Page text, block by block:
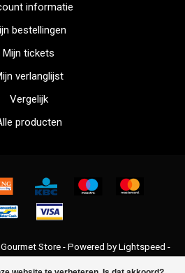
informatie
bestellingen
Mijn tickets
verlanglijst
Vergelijk
producten
Store - Powered byLightspeed -
design by Dyvelopment